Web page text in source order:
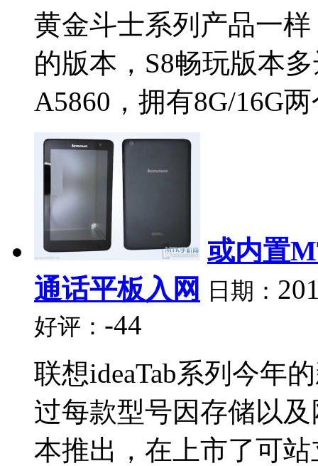
黄金斗士系列产品一
的版本，S8畅玩版本
A5860，拥有8G/16G
或内置
通话平板入网
日期：
好评： -44
联想ideaTab系列今年
过每款型号因存储以
本推出，在上市了可